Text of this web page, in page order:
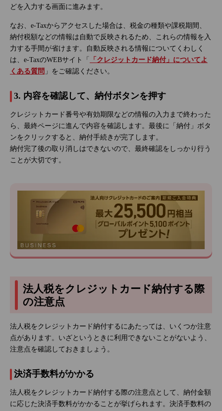
どを入力する画面に進みます。
なお、e-Taxからアクセスした場合は、税金の種類や課税期間、
納付税額などの情報は自動で反映されるため、これらの情報を入
力する手間が省けます。自動反映される情報についてくわしく
は、e-TaxのWEBサイト「
「クレジットカード納付」についてよ
くある質問 」をご確認ください。
3. 内容を確認して、納付ボタンを押す
クレジットカード番号や有効期限などの情報の入力まで終わった
ら、最終ページに進んで内容を確認します。最後に「納付」ボタ
ンをクリックすると、納付手続きが完了します。
納付完了後の取り消しはできないので、最終確認をしっかり行う
ことが大切です。
法人税をクレジットカード納付する際
の注意点
法人税をクレジットカード納付するにあたっては、いくつか注意
点があります。いざというときに利用できないことがないよう、
注意点を確認しておきましょう。
決済手数料がかかる
法人税をクレジットカード納付する際の注意点として、納付金額
に応じた決済手数料がかかることが挙げられます。決済手数料の